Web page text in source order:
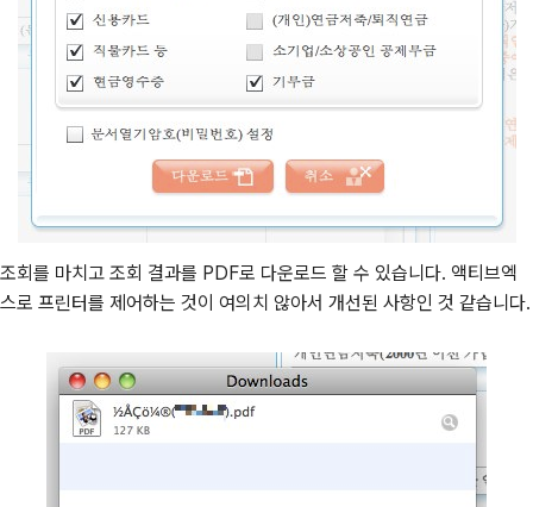
조회를 마치고 조회 결과를 PDF로 다운로드 할 수 있습니다. 액티브엑
스로 프린터를 제어하는 것이 여의치 않아서 개선된 사항인 것 같습니다.